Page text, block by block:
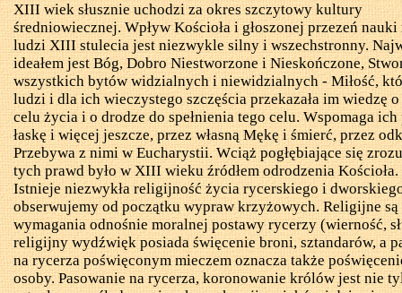
XIII wiek słusznie uchodzi za okres szczytowy kultury
średniowiecznej. Wpływ Kościoła i głoszonej przezeń
ludzi XIII stulecia jest niezwykle silny i wszechstronny.
ideałem jest Bóg, Dobro Niestworzone i Nieskończone,
wszystkich bytów widzialnych i niewidzialnych - Miłość,
ludzi i dla ich wieczystego szczęścia przekazała im wiedzę
celu życia i o drodze do spełnienia tego celu. Wspomaga ich
łaskę i więcej jeszcze, przez własną Mękę i śmierć, przez
Przebywa z nimi w Eucharystii. Wciąż pogłębiające się
tych prawd było w XIII wieku źródłem odrodzenia Kościoła.
Istnieje niezwykła religijność życia rycerskiego i
obserwujemy od początku wypraw krzyżowych. Religijne
wymagania odnośnie moralnej postawy rycerzy (wierność,
religijny wydźwięk posiada święcenie broni, sztandarów, a
na rycerza poświęconym mieczem oznacza także
osoby. Pasowanie na rycerza, koronowanie królów jest nie